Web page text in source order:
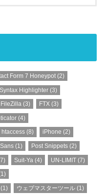
Form 7 Honeypot(2)
Highlighter(3)
FileZilla (3) FTX (3)
(4)
htaccess (8) iPhone (2)
(1) Post Snippets (2)
Suit-Ya (4) UN-LIMIT (7)
ウェブマスターツール(1)